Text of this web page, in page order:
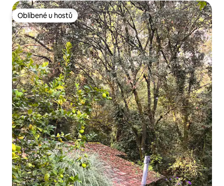
Oblíbené u hostů
Oblíbené u hostů